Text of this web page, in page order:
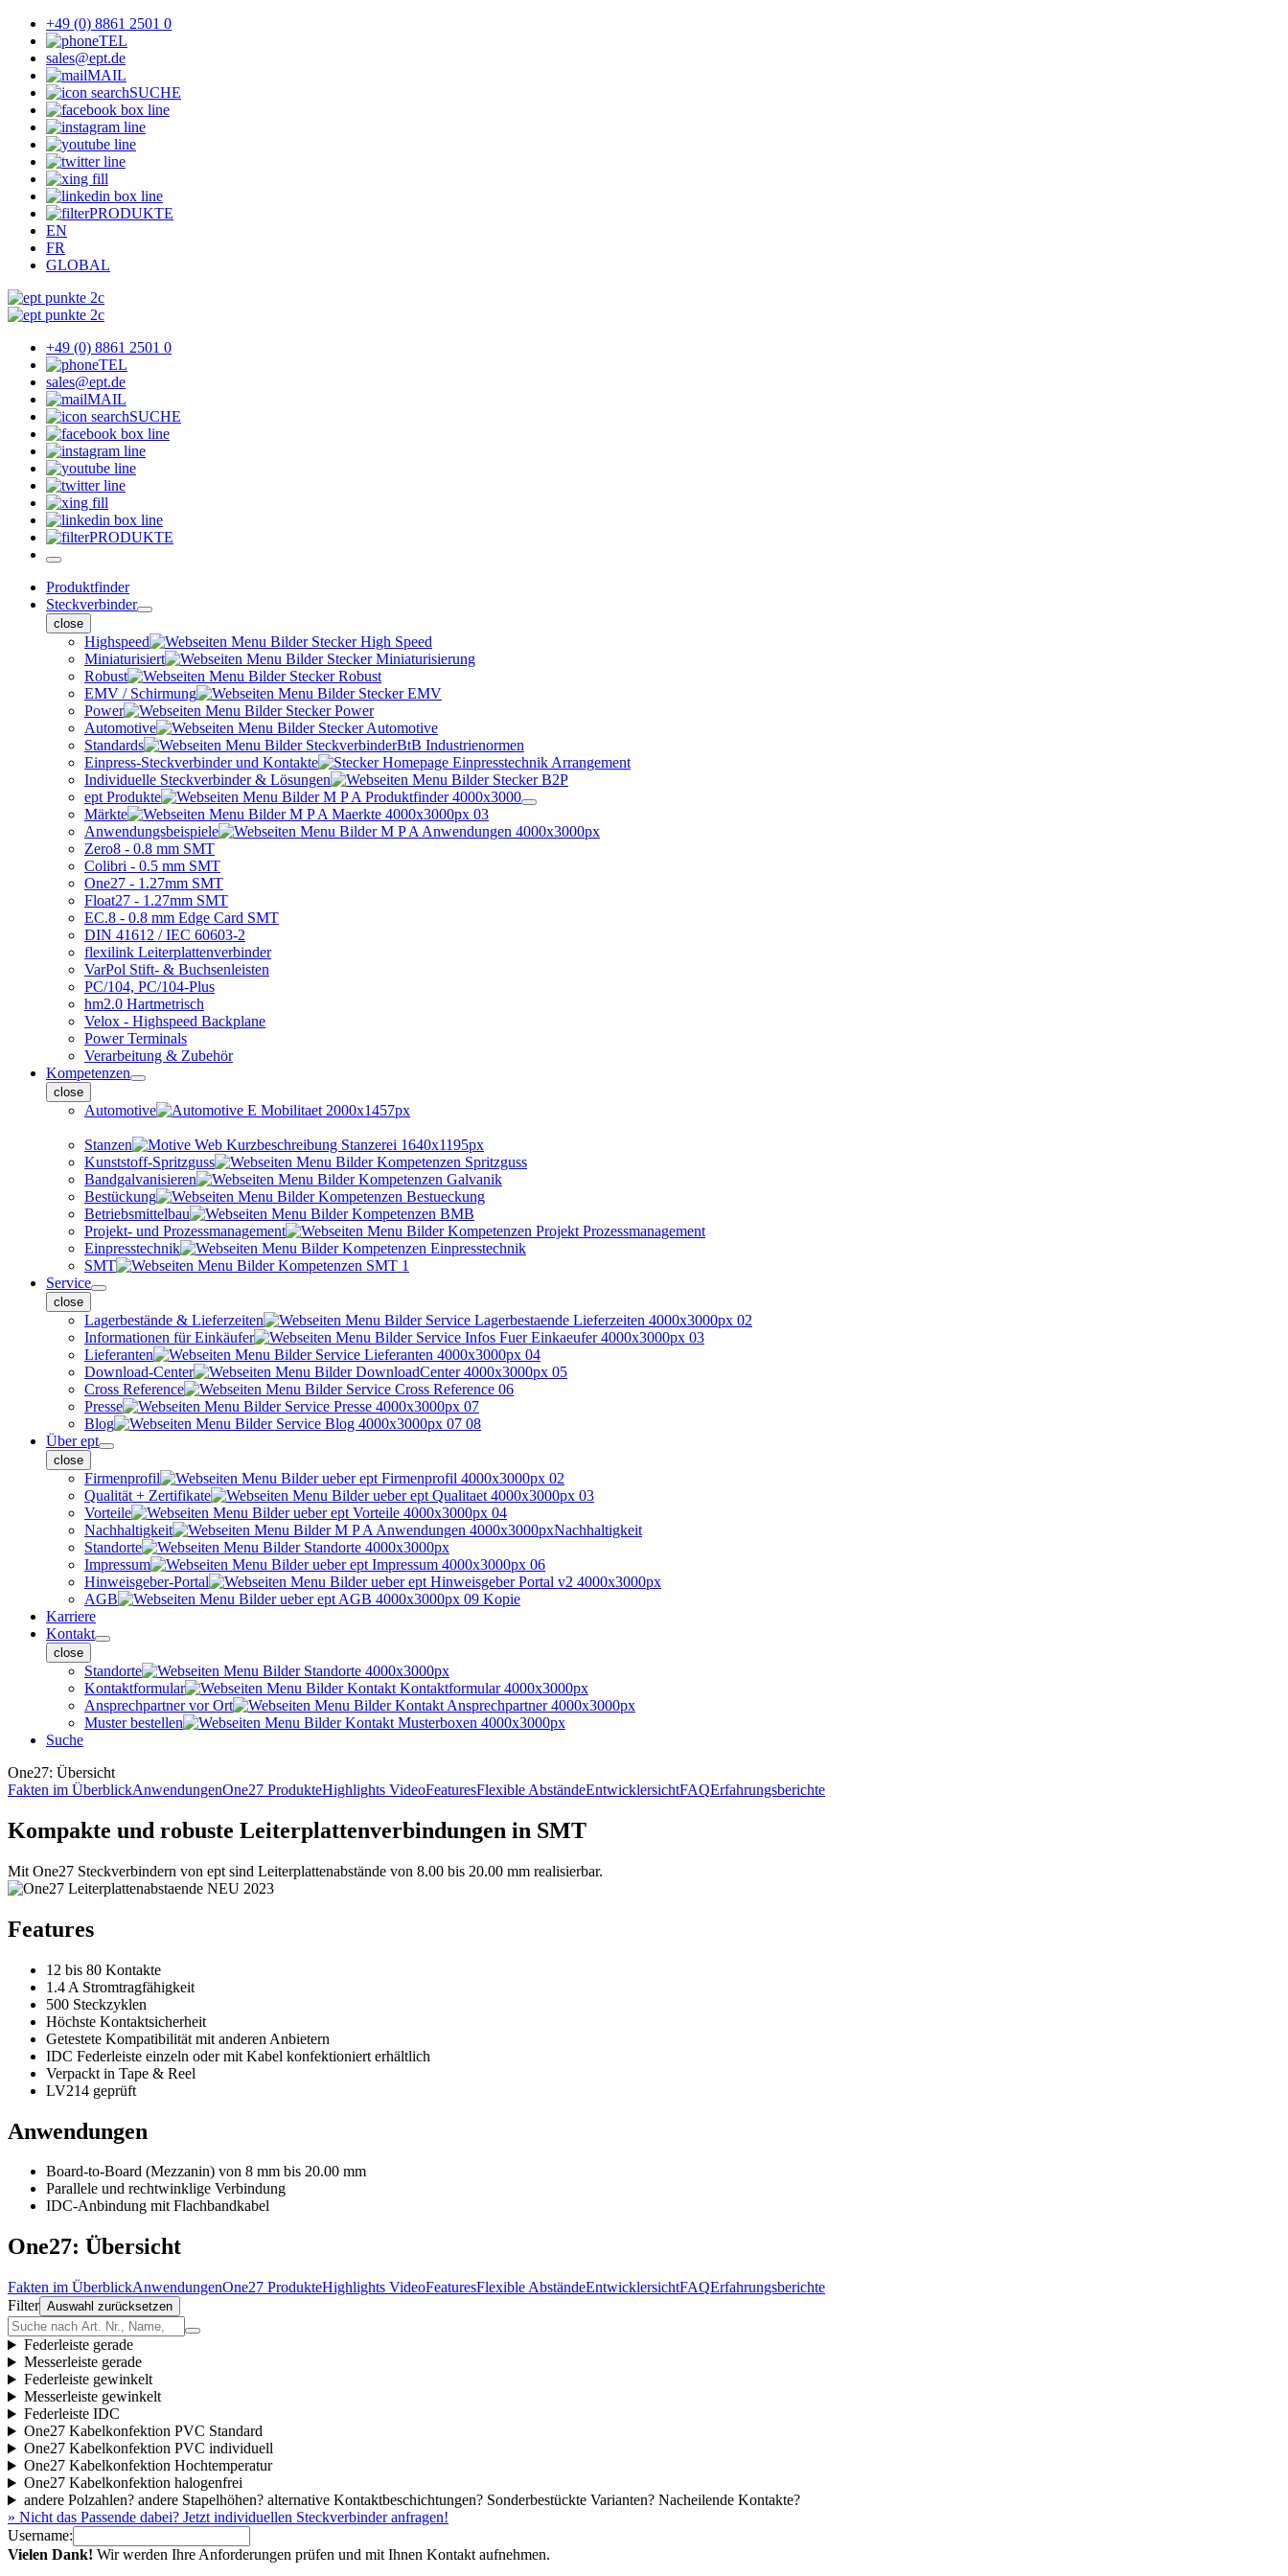
+49 (0) 8861 2501 0
TEL
sales@ept.de
MAIL
SUCHE
PRODUKTE
EN
FR
GLOBAL
+49 (0) 8861 2501 0
TEL
sales@ept.de
MAIL
SUCHE
PRODUKTE
Produktfinder
Steckverbinder
close
Highspeed
Miniaturisiert
Robust
EMV / Schirmung
Power
Automotive
Standards
Einpress-Steckverbinder und Kontakte
Individuelle Steckverbinder & Lösungen
ept Produkte
Märkte
Anwendungsbeispiele
Zero8 - 0.8 mm SMT
Colibri - 0.5 mm SMT
One27 - 1.27mm SMT
Float27 - 1.27mm SMT
EC.8 - 0.8 mm Edge Card SMT
DIN 41612 / IEC 60603-2
flexilink Leiterplattenverbinder
VarPol Stift- & Buchsenleisten
PC/104, PC/104-Plus
hm2.0 Hartmetrisch
Velox - Highspeed Backplane
Power Terminals
Verarbeitung & Zubehör
Kompetenzen
close
Automotive
Stanzen
Kunststoff-Spritzguss
Bandgalvanisieren
Bestückung
Betriebsmittelbau
Projekt- und Prozessmanagement
Einpresstechnik
SMT
Service
close
Lagerbestände & Lieferzeiten
Informationen für Einkäufer
Lieferanten
Download-Center
Cross Reference
Presse
Blog
Über ept
close
Firmenprofil
Qualität + Zertifikate
Vorteile
Nachhaltigkeit
Nachhaltigkeit
Standorte
Impressum
Hinweisgeber-Portal
AGB
Karriere
Kontakt
close
Standorte
Kontaktformular
Ansprechpartner vor Ort
Muster bestellen
Suche
One27: Übersicht
Fakten im ÜberblickAnwendungenOne27 ProdukteHighlights VideoFeaturesFlexible AbständeEntwicklersichtFAQErfahrungsberichte
Kompakte und robuste Leiterplattenverbindungen in SMT
Mit One27 Steckverbindern von ept sind Leiterplattenabstände von 8.00 bis 20.00 mm realisierbar.
Features
12 bis 80 Kontakte
1.4 A Stromtragfähigkeit
500 Steckzyklen
Höchste Kontaktsicherheit
Getestete Kompatibilität mit anderen Anbietern
IDC Federleiste einzeln oder mit Kabel konfektioniert erhältlich
Verpackt in Tape & Reel
LV214 geprüft
Anwendungen
Board-to-Board (Mezzanin) von 8 mm bis 20.00 mm
Parallele und rechtwinklige Verbindung
IDC-Anbindung mit Flachbandkabel
One27: Übersicht
Fakten im ÜberblickAnwendungenOne27 ProdukteHighlights VideoFeaturesFlexible AbständeEntwicklersichtFAQErfahrungsberichte
Filter Auswahl zurücksetzen
Federleiste gerade
Messerleiste gerade
Federleiste gewinkelt
Messerleiste gewinkelt
Federleiste IDC
One27 Kabelkonfektion PVC Standard
One27 Kabelkonfektion PVC individuell
One27 Kabelkonfektion Hochtemperatur
One27 Kabelkonfektion halogenfrei
andere Polzahlen? andere Stapelhöhen? alternative Kontaktbeschichtungen? Sonderbestückte Varianten? Nacheilende Kontakte?
» Nicht das Passende dabei? Jetzt individuellen Steckverbinder anfragen!
Username:
Vielen Dank! Wir werden Ihre Anforderungen prüfen und mit Ihnen Kontakt aufnehmen.